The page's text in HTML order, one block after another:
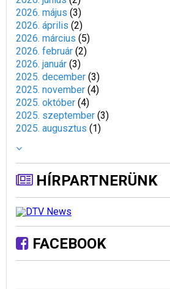
2026. május (3)
2026. április (2)
2026. március (5)
2026. február (2)
2026. január (3)
2025. december (3)
2025. november (4)
2025. október (4)
2025. szeptember (3)
2025. augusztus (1)
HÍRPARTNERÜNK
FACEBOOK